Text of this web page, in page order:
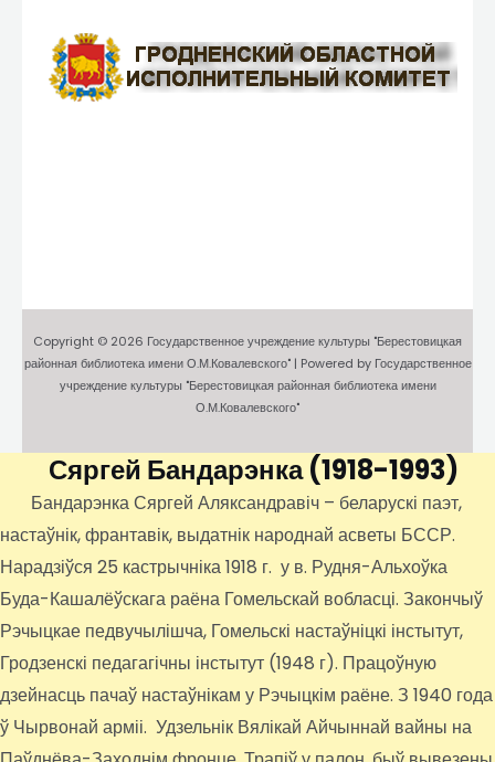
Copyright © 2026 Государственное учреждение культуры "Берестовицкая
районная библиотека имени О.М.Ковалевского" | Powered by Государственное
учреждение культуры "Берестовицкая районная библиотека имени
О.М.Ковалевского"
Сяргей Бандарэнка(1918-1993)
Бандарэнка Сяргей Аляксандравіч – беларускі паэт,
настаўнік, франтавік, выдатнік народнай асветы БССР.
Нарадзіўся 25 кастрычніка 1918 г. у в. Рудня-Альхоўка
Буда-Кашалёўскага раёна Гомельскай вобласці. Закончыў
Рэчыцкае педвучылішча, Гомельскі настаўніцкі інстытут,
Гродзенскі педагагічны інстытут (1948 г). Працоўную
дзейнасць пачаў настаўнікам у Рэчыцкім раёне. З 1940 года
ў Чырвонай арміі. Удзельнік Вялікай Айчыннай вайны на